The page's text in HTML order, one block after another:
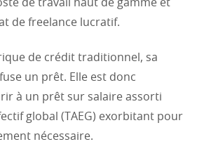
de travail haut de gamme et
de freelance lucratif.
de crédit traditionnel, sa
un prêt. Elle est donc
à un prêt sur salaire assorti
global (TAEG) exorbitant pour
nécessaire.